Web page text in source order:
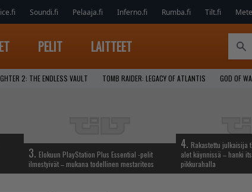
Soundi.fi Pelaaja.fi Inferno.fi Rumba.fi Tilt.fi
PELIT LAITTEET
2: THE ENDLESS VAULT TOMB RAIDER: LEGACY OF ATLANTIS GOD OF
3. Elokuun PlayStation Plus Essential -pelit
ilmestyivät – mukana todellinen mestariteos
4. Rakastettu julkaisija
alet käynnissä – hanki
pikkurahalla